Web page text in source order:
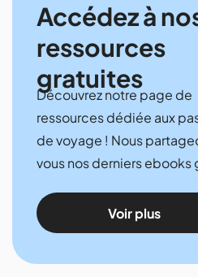
Accédez à
ressources
gratuites
Découvrez notre page de
ressources dédiée aux
de voyage ! Nous
vous nos derniers ebooks
Voir plus